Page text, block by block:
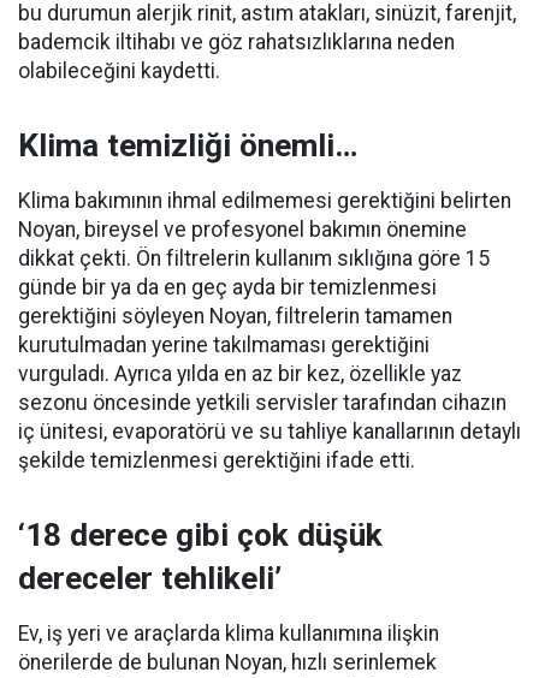
bu durumun alerjik rinit, astım atakları, sinüzit, farenjit,
bademcik iltihabı ve göz rahatsızlıklarına neden
olabileceğini kaydetti.
Klima temizliği önemli…
Klima bakımının ihmal edilmemesi gerektiğini belirten
Noyan, bireysel ve profesyonel bakımın önemine
dikkat çekti. Ön filtrelerin kullanım sıklığına göre 15
günde bir ya da en geç ayda bir temizlenmesi
gerektiğini söyleyen Noyan, filtrelerin tamamen
kurutulmadan yerine takılmaması gerektiğini
vurguladı. Ayrıca yılda en az bir kez, özellikle yaz
sezonu öncesinde yetkili servisler tarafından cihazın
iç ünitesi, evaporatörü ve su tahliye kanallarının detaylı
şekilde temizlenmesi gerektiğini ifade etti.
‘18 derece gibi çok düşük
dereceler tehlikeli’
Ev, iş yeri ve araçlarda klima kullanımına ilişkin
önerilerde de bulunan Noyan, hızlı serinlemek